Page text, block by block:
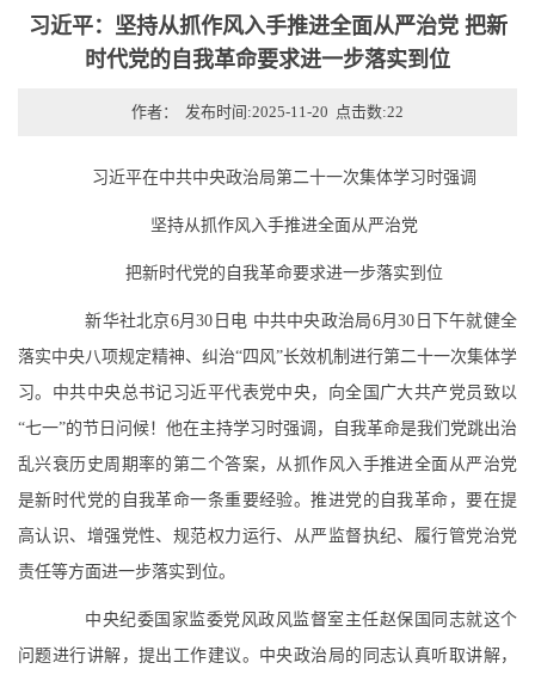
习近平：坚持从抓作风入手推进全面从严治党 把新
时代党的自我革命要求进一步落实到位
作者： 发布时间:2025-11-20 点击数:22
习近平在中共中央政治局第二十一次集体学习时强调
坚持从抓作风入手推进全面从严治党
把新时代党的自我革命要求进一步落实到位
新华社北京6月30日电 中共中央政治局6月30日下午就健全
落实中央八项规定精神、纠治“四风”长效机制进行第二十一次集体学
习。中共中央总书记习近平代表党中央，向全国广大共产党员致以
“七一”的节日问候！他在主持学习时强调，自我革命是我们党跳出治
乱兴衰历史周期率的第二个答案，从抓作风入手推进全面从严治党
是新时代党的自我革命一条重要经验。推进党的自我革命，要在提
高认识、增强党性、规范权力运行、从严监督执纪、履行管党治党
责任等方面进一步落实到位。
中央纪委国家监委党风政风监督室主任赵保国同志就这个
问题进行讲解，提出工作建议。中央政治局的同志认真听取讲解，